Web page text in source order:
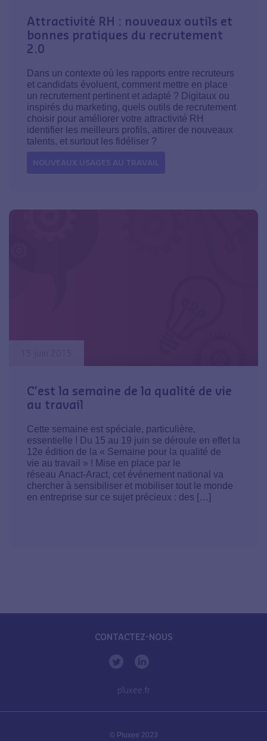
Attractivité RH : nouveaux outils et
bonnes pratiques du recrutement
2.0
Dans un contexte où les rapports entre recruteurs
et candidats évoluent, comment mettre en place
un recrutement pertinent et adapté ? Digitaux ou
inspirés du marketing, quels outils de recrutement
choisir pour améliorer votre attractivité RH
identifier les meilleurs profils, attirer de nouveaux
talents, et surtout les fidéliser ?
NOUVEAUX USAGES AU TRAVAIL
C’est la semaine de la qualité de vie
au travail
Cette semaine est spéciale, particulière,
essentielle ! Du 15 au 19 juin se déroule en effet la
12e édition de la « Semaine pour la qualité de
vie au travail » ! Mise en place par le
réseau Anact-Aract, cet événement national va
chercher à sensibiliser et mobiliser tout le monde
en entreprise sur ce sujet précieux : des […]
CONTACTEZ-NOUS
pluxee.fr
© Pluxee 2023